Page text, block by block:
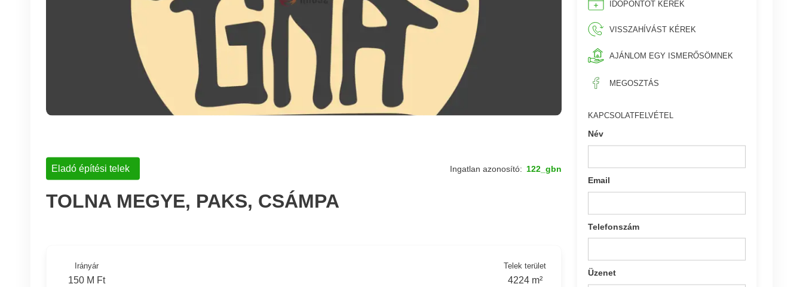
IDŐPONTOT KÉREK
VISSZAHÍVÁST KÉREK
AJÁNLOM EGY ISMERŐSÖMNEK
MEGOSZTÁS
KAPCSOLATFELVÉTEL
Név
Email
Telefonszám
Üzenet
Eladó építési telek Ingatlan azonosító: 122_gbn
TOLNA MEGYE, PAKS, CSÁMPA
Irányár
150 M Ft
Telek terület
4224 m²